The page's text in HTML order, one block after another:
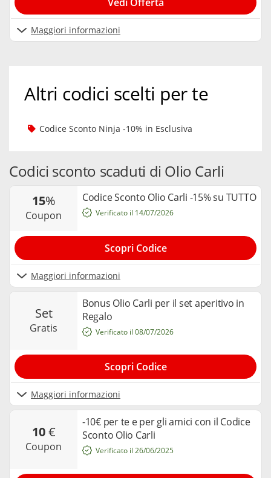
Maggiori informazioni
Altri codici scelti per te
Codice Sconto Ninja -10% in Esclusiva
Codici sconto scaduti di Olio Carli
15%
coupon
Codice Sconto Olio Carli -15% su TUTTO
Maggiori informazioni
Verificato il 14/07/2026
Scopri Codice
set
gratis
Bonus Olio Carli per il set aperitivo in
Regalo
Maggiori informazioni
Verificato il 08/07/2026
Scopri Codice
10€
coupon
-10€ per te e per gli amici con il Codice
Sconto Olio Carli
Verificato il 26/06/2025